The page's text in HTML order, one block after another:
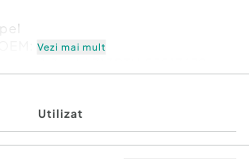
35025115
Vezi mai mult
Utilizat